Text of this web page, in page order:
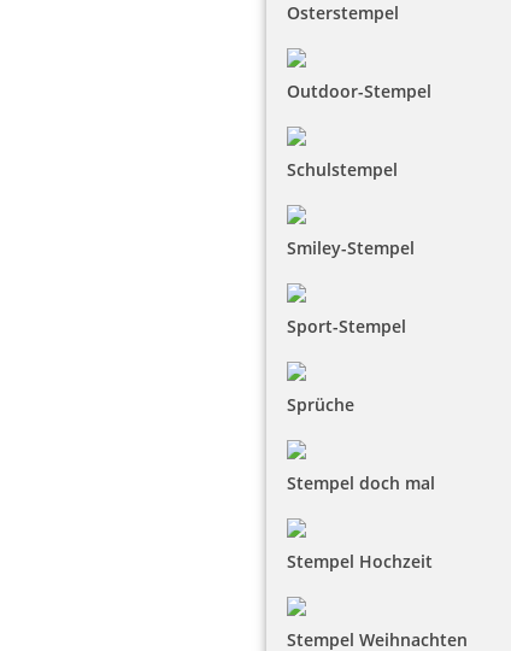
Osterstempel
Outdoor-Stempel
Schulstempel
Smiley-Stempel
Sport-Stempel
Sprüche
Stempel doch mal
Stempel Hochzeit
Stempel Weihnachten